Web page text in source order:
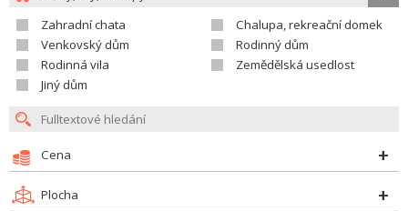
Zahradní chata
Chalupa, rekreační domek
Venkovský dům
Rodinný dům
Rodinná vila
Zemědělská usedlost
Jiný dům
Cena
Plocha